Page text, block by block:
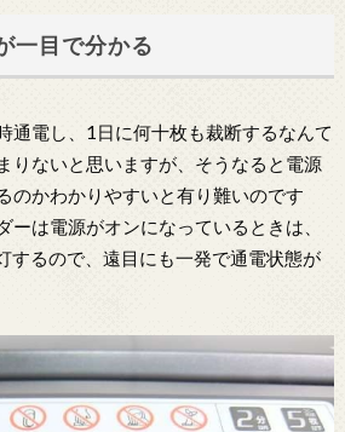
一目で分かる
通電し、1日に何十枚も裁断するなんて
りないと思いますが、そうなると電源
のかわかりやすいと有り難いのです
ーは電源がオンになっているときは、
するので、遠目にも一発で通電状態が